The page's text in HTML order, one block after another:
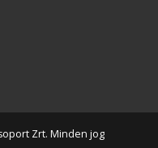
Zrt. Minden jog